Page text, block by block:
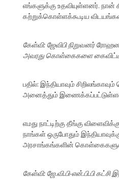
எங்களுக்கு உதவியுள்ளனர். நான்
கற்றுக்கொள்ளக்கூடிய
கேள்வி: ஜேவிபி நிறுவனர்
அவரது கொள்கைகளை
பதில்: இந்தியாவும்
அனைத்தும் இணைக்கப்பட்டுள்ளன.
எமது நாட்டிற்கு தீங்கு
நாங்கள் ஒருபோதும்
அரசாங்கங்களின்
கேள்வி: ஜே.வி.பி-என்.பி.பி